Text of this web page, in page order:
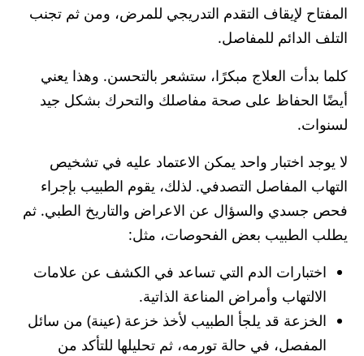
المفتاح لإيقاف التقدم التدريجي للمرض، ومن ثم تجنب
التلف الدائم للمفاصل.
كلما بدأت العلاج مبكرًا، ستشعر بالتحسن. وهذا يعني
أيضًا الحفاظ على صحة مفاصلك والتحرك بشكل جيد
لسنوات.
لا يوجد اختبار واحد يمكن الاعتماد عليه في تشخيص
التهاب المفاصل التصدفي. لذلك، يقوم الطبيب بإجراء
فحص جسدي والسؤال عن الاعراض والتاريخ الطبي. ثم
يطلب الطبيب بعض الفحوصات، مثل:
اختبارات الدم التي تساعد في الكشف عن علامات
الالتهاب وأمراض المناعة الذاتية.
الخزعة قد يلجأ الطبيب لأخذ خزعة (عينة) من سائل
المفصل، في حالة تورمه، ثم تحليلها للتأكد من